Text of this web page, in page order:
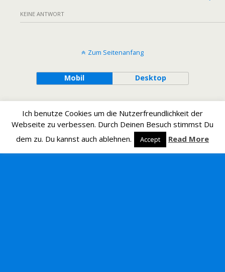
KEINE ANTWORT
Zum Seitenanfang
Mobil Desktop
Ich benutze Cookies um die Nutzerfreundlichkeit der
Webseite zu verbessen. Durch Deinen Besuch stimmst Du
dem zu. Du kannst auch ablehnen.
Accept Read More